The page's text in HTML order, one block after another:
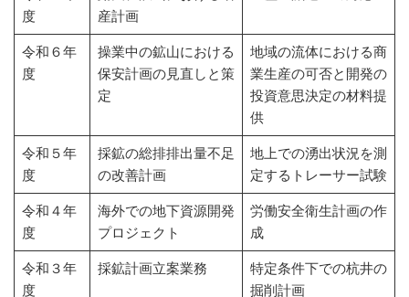
度
産計画
令和６年
度
操業中の鉱山における
保安計画の見直しと策
定
地域の流体における商
業生産の可否と開発の
投資意思決定の材料提
供
令和５年
度
採鉱の総排排出量不足
の改善計画
地上での湧出状況を測
定するトレーサー試験
令和４年
度
海外での地下資源開発
プロジェクト
労働安全衛生計画の作
成
令和３年
度
採鉱計画立案業務
特定条件下での杭井の
掘削計画